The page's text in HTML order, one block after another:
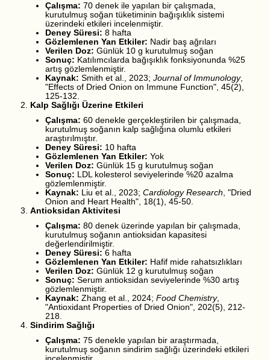
Çalışma: 70 denek ile yapılan bir çalışmada,
kurutulmuş soğan tüketiminin bağışıklık sistemi
üzerindeki etkileri incelenmiştir.
Deney Süresi: 8 hafta
Gözlemlenen Yan Etkiler: Nadir baş ağrıları
Verilen Doz: Günlük 10 g kurutulmuş soğan
Sonuç: Katılımcılarda bağışıklık fonksiyonunda %25
artış gözlemlenmiştir.
Kaynak: Smith et al., 2023; Journal of Immunology,
"Effects of Dried Onion on Immune Function", 45(2),
125-132.
Kalp Sağlığı Üzerine Etkileri
Çalışma: 60 denekle gerçekleştirilen bir çalışmada,
kurutulmuş soğanın kalp sağlığına olumlu etkileri
araştırılmıştır.
Deney Süresi: 10 hafta
Gözlemlenen Yan Etkiler: Yok
Verilen Doz: Günlük 15 g kurutulmuş soğan
Sonuç: LDL kolesterol seviyelerinde %20 azalma
gözlemlenmiştir.
Kaynak: Liu et al., 2023; Cardiology Research, "Dried
Onion and Heart Health", 18(1), 45-50.
Antioksidan Aktivitesi
Çalışma: 80 denek üzerinde yapılan bir çalışmada,
kurutulmuş soğanın antioksidan kapasitesi
değerlendirilmiştir.
Deney Süresi: 6 hafta
Gözlemlenen Yan Etkiler: Hafif mide rahatsızlıkları
Verilen Doz: Günlük 12 g kurutulmuş soğan
Sonuç: Serum antioksidan seviyelerinde %30 artış
gözlemlenmiştir.
Kaynak: Zhang et al., 2024; Food Chemistry,
"Antioxidant Properties of Dried Onion", 202(5), 212-
218.
Sindirim Sağlığı
Çalışma: 75 denekle yapılan bir araştırmada,
kurutulmuş soğanın sindirim sağlığı üzerindeki etkileri